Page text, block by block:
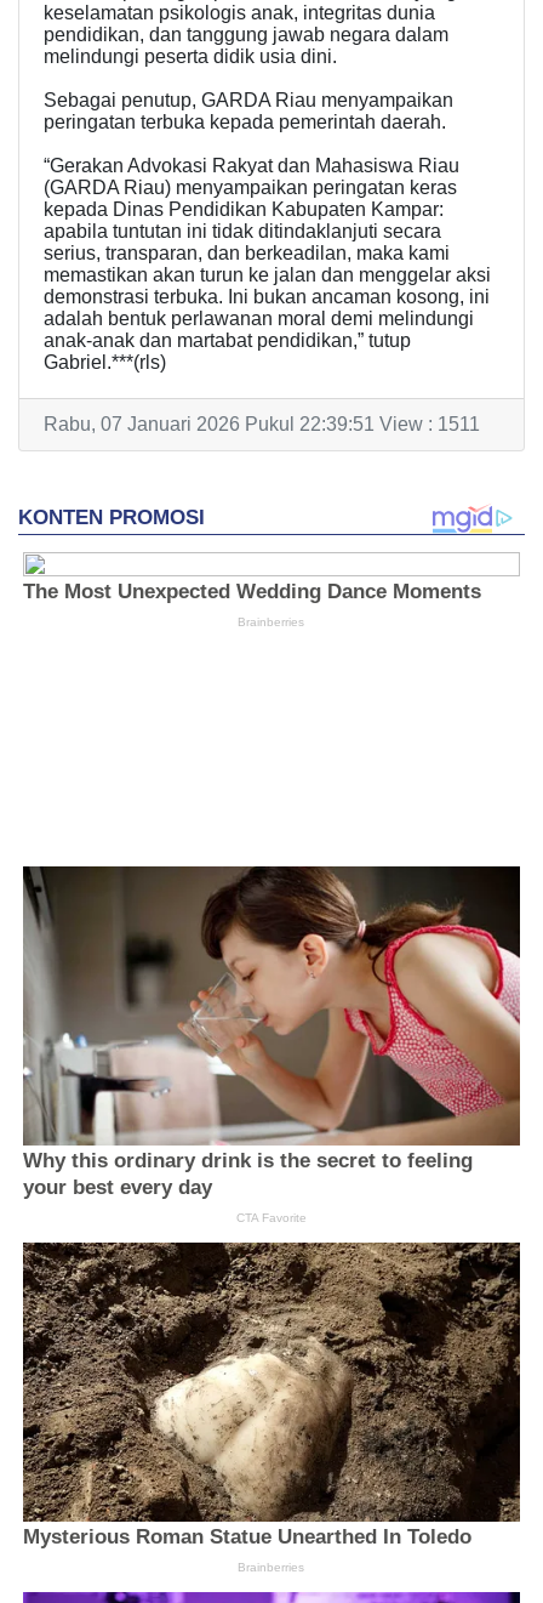
keselamatan psikologis anak, integritas dunia
pendidikan, dan tanggung jawab negara dalam
melindungi peserta didik usia dini.
Sebagai penutup, GARDA Riau menyampaikan
peringatan terbuka kepada pemerintah daerah.
“Gerakan Advokasi Rakyat dan Mahasiswa Riau
(GARDA Riau) menyampaikan peringatan keras
kepada Dinas Pendidikan Kabupaten Kampar:
apabila tuntutan ini tidak ditindaklanjuti secara
serius, transparan, dan berkeadilan, maka kami
memastikan akan turun ke jalan dan menggelar aksi
demonstrasi terbuka. Ini bukan ancaman kosong, ini
adalah bentuk perlawanan moral demi melindungi
anak-anak dan martabat pendidikan,” tutup
Gabriel.***(rls)
Rabu, 07 Januari 2026 Pukul 22:39:51 View : 1511